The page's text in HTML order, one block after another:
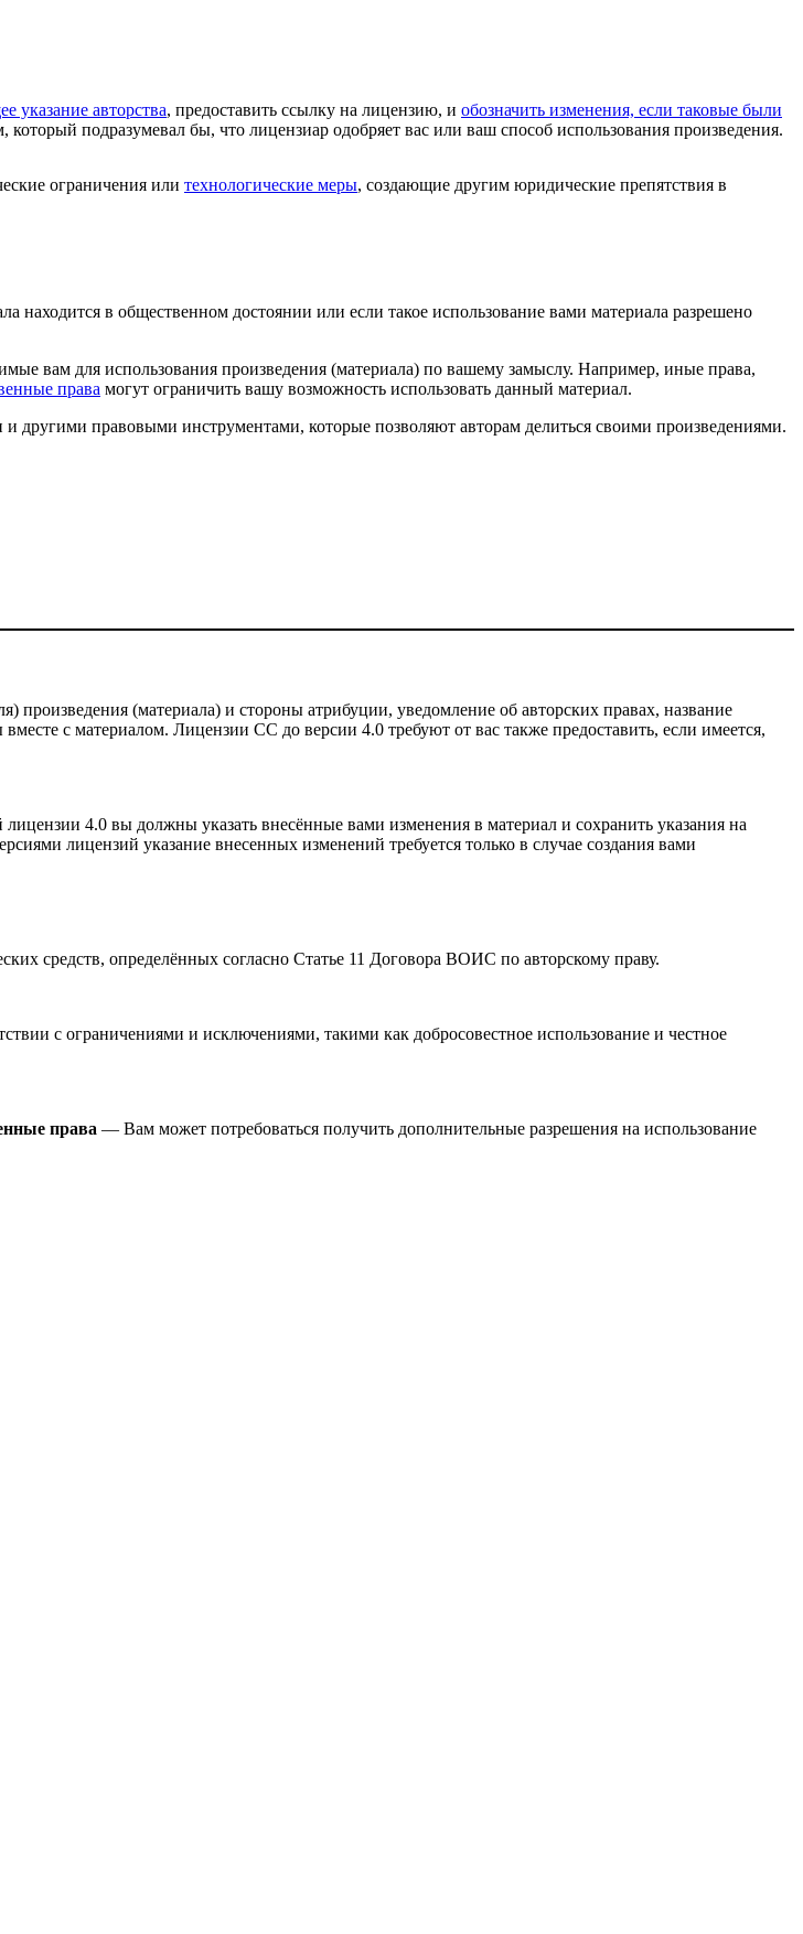
указание авторства, предоставить ссылку на лицензию, и обозначить изменения, если таковые были
подразумевал бы, что лицензиар одобряет вас или ваш способ использования произведения.
ограничения или технологические меры, создающие другим юридические препятствия в
находится в общественном достоянии или если такое использование вами материала разрешено
вам для использования произведения (материала) по вашему замыслу. Например, иные права,
права могут ограничить вашу возможность использовать данный материал.
другими правовыми инструментами, которые позволяют авторам делиться своими произведениями.
произведения (материала) и стороны атрибуции, уведомление об авторских правах, название
с материалом. Лицензии CC до версии 4.0 требуют от вас также предоставить, если имеется,
4.0 вы должны указать внесённые вами изменения в материал и сохранить указания на
лицензий указание внесенных изменений требуется только в случае создания вами
средств, определённых согласно Статье 11 Договора ВОИС по авторскому праву.
с ограничениями и исключениями, такими как добросовестное использование и честное
права — Вам может потребоваться получить дополнительные разрешения на использование